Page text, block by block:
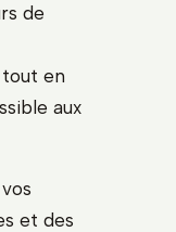
de
en
aux
et des